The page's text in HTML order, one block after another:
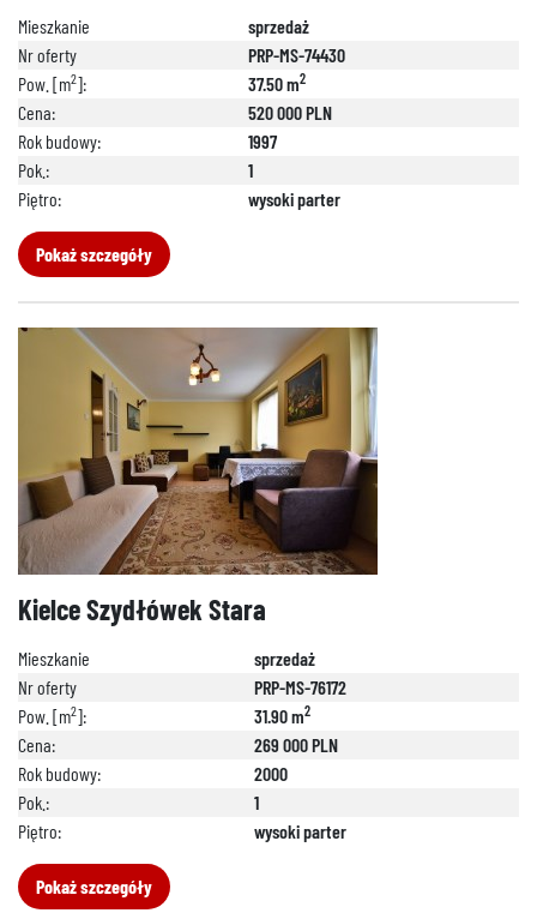
Mieszkanie
sprzedaż
Nr oferty
PRP-MS-74430
Pow. [m2]: 37.50 m2
Cena:
520 000 PLN
Rok budowy:
1997
Pok.:
1
Piętro:
wysoki parter
Pokaż szczegóły
Kielce Szydłówek Stara
Mieszkanie
sprzedaż
Nr oferty
PRP-MS-76172
Pow. [m2]: 31.90 m2
Cena:
269 000 PLN
Rok budowy:
2000
Pok.:
1
Piętro:
wysoki parter
Pokaż szczegóły